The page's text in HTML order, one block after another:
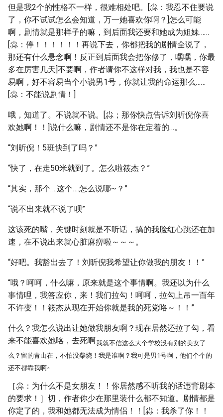
但是我2个的性格不一样，很难相处吧。[尛：我忍不住要说
了，你不试试怎么会知道，万一她喜欢你啊？]怎么可能
啊，剧情就是那样子的嘛，到后面我还要和她成为姐妹……
[尛：停！！！！！！再说下去，你都把我的剧情全说了，
那还有什么悬念啊！反正到后面我会把你修了，嘿嘿，你最
多在厉害几天]不要啊，作者请你不这样对我，我也是不容
易啊，好不容易当个小说男1号，你就让我的命运那么……
[尛：不能说剧情！]
哦，知道了。不说就不说。[尛；那你快点告诉刘昕倪你喜
欢她啊！！]说什么嘛，剧情还不是你在定着的…。
“刘昕倪！5班快到了吗？”
“快了，在走50米就到了。怎么啦筱杰？”
“其实，那个….这个….怎么说哪~？”
“说不出来就不说了呗”
这该死的嘴，关键时刻就是不听话，搞的我脸红心跳还在加
速，在不说出来就心脏麻痹啦～～～。
“好吧。我豁出去了！刘昕倪我希望让你做我的朋友！！”
“哦？呵呵，什么嘛，原来就是这个事情啊。我还以为什么
事情哩，我答应你，来！我们拉勾！呵呵，拉勾上吊一百年
不许变！！筱杰从现在开始你就是我的死党咯～！！”
什么？我怎么说出让她做我朋友啊？现在居然还拉了勾，看
来不能喜欢她咯，去死啊我就不信这么大个学校没有别的美女了
么？留的青山在，不怕没柴烧！我是谁啊？我可是男1号啊，他们个个的
还不都靠我啊。
［尛：为什么不是女朋友！！你居然感不听我的话违背剧本
的要求！］切，作者你少在那里装什么都不知道。剧情都是
你定了的，我和她都无法成为情侣！！[尛：我杀了你！！